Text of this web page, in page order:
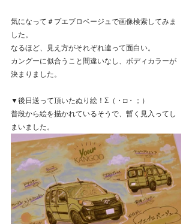
気になって＃プエブロベージュで画像検索してみま
した。
なるほど、見え方がそれぞれ違って面白い。
カングーに似合うこと間違いなし、ボディカラーが
決まりました。
▼後日送って頂いたぬり絵！Σ（・□・；）
普段から絵を描かれているそうで、暫く見入ってし
まいました。